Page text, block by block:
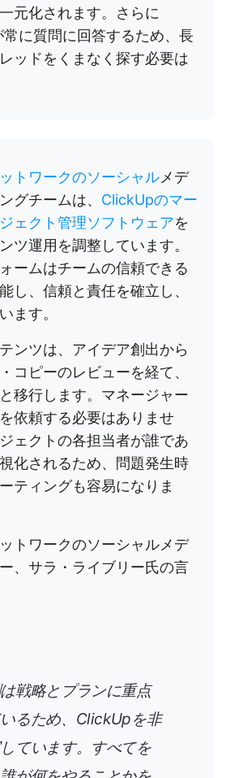
元化されます。さらに
に質問に回答するため、長
ッドをくまなく探す必要は
トワークのソーシャルメデ
グチームは、 ClickUpのマー
ェクト管理ソフトウェアを
ツ運用を調整しています。
ームはチームの信頼できる
し、信頼と責任を確立し、
ます。
ンツは、アイデア創出から
コピーのレビューを経て、
移行します。マネージャー
依頼する必要はありませ
ェクトの各担当者が誰であ
化されるため、問題発生時
ティングも容易になりま
トワークのソーシャルメデ
、サラ・ライブリー氏の言
戦略とプランに重点
るため、ClickUpを非
ています。すべてを